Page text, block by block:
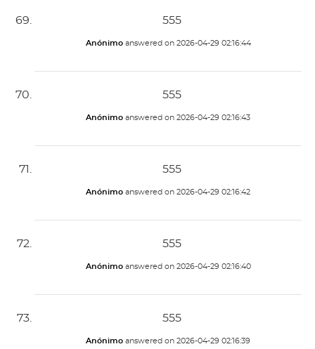
555
Anónimoanswered on 2026-04-29 02:16:44
555
Anónimo answered on 2026-04-29 02:16:43
555
Anónimo answered on 2026-04-29 02:16:42
555
Anónimoanswered on 2026-04-29 02:16:40
555
Anónimo answered on 2026-04-29 02:16:39